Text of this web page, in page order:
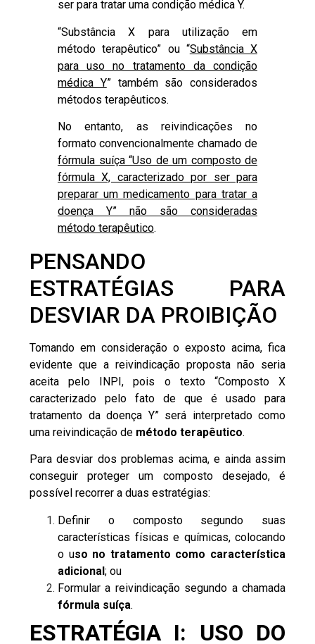
ser para tratar uma condição médica Y.
“Substância X para utilização em
método terapêutico” ou “Substância X
para uso no tratamento da condição
médica Y” também são considerados
métodos terapêuticos.
No entanto, as reivindicações no
formato convencionalmente chamado de
fórmula suíça “Uso de um composto de
fórmula X, caracterizado por ser para
preparar um medicamento para tratar a
doença Y” não são consideradas
método terapêutico.
PENSANDO
ESTRATÉGIAS PARA
DESVIAR DA PROIBIÇÃO
Tomando em consideração o exposto acima, fica
evidente que a reivindicação proposta não seria
aceita pelo INPI, pois o texto “Composto X
caracterizado pelo fato de que é usado para
tratamento da doença Y” será interpretado como
uma reivindicação de método terapêutico.
Para desviar dos problemas acima, e ainda assim
conseguir proteger um composto desejado, é
possível recorrer a duas estratégias:
Definir o composto segundo suas
características físicas e químicas, colocando
o uso no tratamento como característica
adicional; ou
Formular a reivindicação segundo a chamada
fórmula suíça.
ESTRATÉGIA I: USO DO